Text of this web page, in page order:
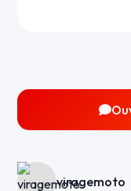
viragemoto